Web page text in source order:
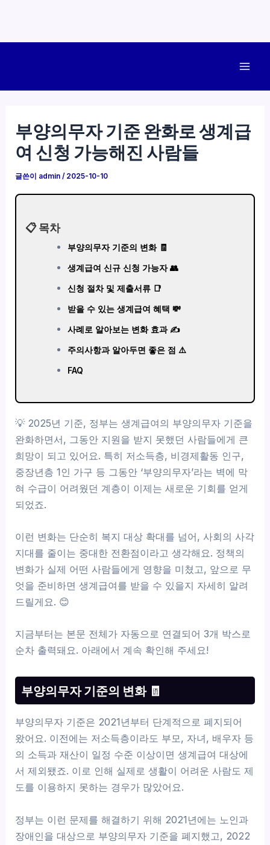
부양의무자 기준 완화로 생계급
여 신청 가능해진 사람들
글쓴이 admin/ 2025-10-10
📋 목차
부양의무자 기준의 변화 🧾
생계급여 신규 신청 가능자 👥
신청 절차 및 제출서류 📑
받을 수 있는 생계급여 혜택 💸
사례로 알아보는 변화 효과 ✍
주의사항과 알아두면 좋은 점 ⚠️
FAQ
💡 2025년 기준, 정부는 생계급여의 부양의무자 기준을
완화하면서, 그동안 지원을 받지 못했던 사람들에게 큰
희망이 되고 있어요. 특히 저소득층, 비경제활동 인구,
중장년층 1인 가구 등 그동안 ‘부양의무자’라는 벽에 막
혀 수급이 어려웠던 계층이 이제는 새로운 기회를 얻게
되었죠.
이런 변화는 단순히 복지 대상 확대를 넘어, 사회의 사각
지대를 줄이는 중대한 전환점이라고 생각해요. 정책의
변화가 실제 어떤 사람들에게 영향을 미쳤고, 앞으로 무
엇을 준비하면 생계급여를 받을 수 있을지 자세히 알려
드릴게요. 😊
지금부터는 본문 전체가 자동으로 연결되어 3개 박스로
순차 출력돼요. 아래에서 계속 확인해 주세요!
부양의무자 기준의 변화 🧾
부양의무자 기준은 2021년부터 단계적으로 폐지되어
왔어요. 이전에는 저소득층이라도 부모, 자녀, 배우자 등
의 소득과 재산이 일정 수준 이상이면 생계급여 대상에
서 제외됐죠. 이로 인해 실제로 생활이 어려운 사람도 제
도를 이용하지 못하는 경우가 많았어요.
정부는 이런 문제를 해결하기 위해 2021년에는 노인과
장애인을 대상으로 부양의무자 기준을 폐지했고, 2022